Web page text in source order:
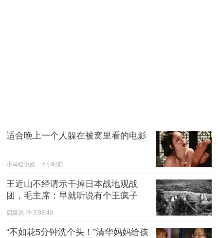
适合晚上一个人躲在被窝里看的电影
小马哈说娱... 6小时前
王近山不经请示干掉日本战地观战
团，毛主席：早就听说有个王疯子
启娱说 昨天08:40
“不如花5分钟洗个头！”清华妈妈给孩